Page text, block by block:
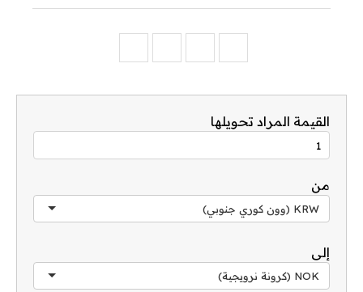
القيمة المراد تحويلها
من
KRW (وون كوري جنوبي)
إلى
NOK (كرونة نرويجية)